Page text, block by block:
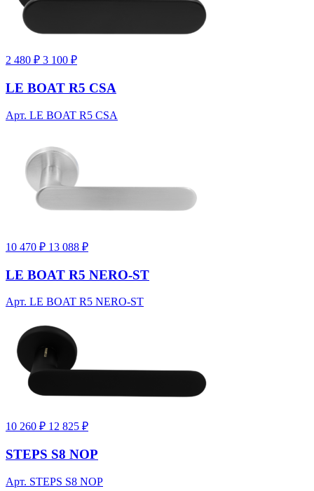
2 480 ₽ 3 100 ₽
LE BOAT R5 CSA
Арт. LE BOAT R5 CSA
10 470 ₽ 13 088 ₽
LE BOAT R5 NERO-ST
Арт. LE BOAT R5 NERO-ST
10 260 ₽ 12 825 ₽
STEPS S8 NOP
Арт. STEPS S8 NOP